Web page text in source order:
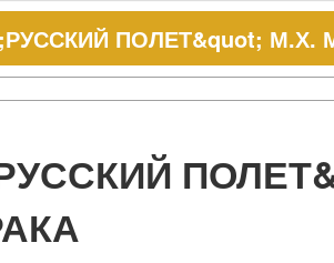
ПОЛЕТ&quot; М.Х.